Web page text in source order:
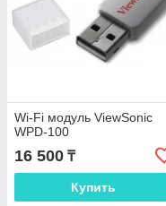
Wi-Fi модуль ViewSonic
WPD-100
16 500 ₸
Купить